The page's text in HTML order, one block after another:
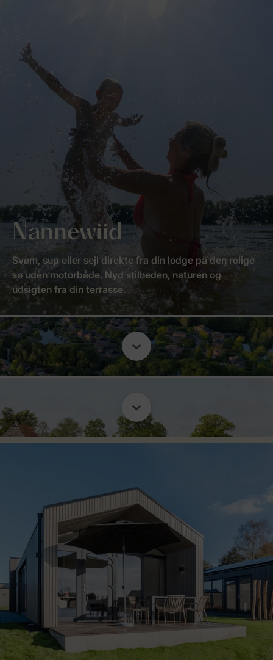
Nannewiid
Svøm, sup eller sejl direkte fra din lodge på den rolige
sø uden motorbåde. Nyd stilheden, naturen og
udsigten fra din terrasse.